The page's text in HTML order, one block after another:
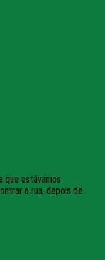
que estávamos
a rua, depois de